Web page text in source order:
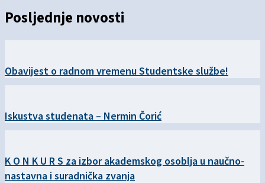
Posljednje novosti
Obavijest o radnom vremenu Studentske službe!
Iskustva studenata – Nermin Čorić
K O N K U R S za izbor akademskog osoblja u naučno-
nastavna i suradnička zvanja